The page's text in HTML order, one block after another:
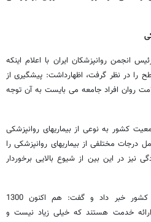
انجمن روانپزشکان ایران با اعلام اینکه
در نظر گرفت، اظهارداشت: پیشگیری از
روان افراد جامعه می بایست به آن توجه
حدود 20 درصد جمعیت کشور به نوعی از بیماریهای روانپزشکی
درجات مختلفی از بیماریهای روانپزشکی را
در این بین از شیوع بالایی برخوردار
میرسپاسی از کمبود روانپزشک در کشور خبر داد و گفت: هم اکنون 1300
خدمت هستند که خیلی زیاد نیست و